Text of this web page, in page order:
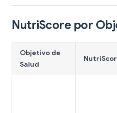
NutriScore por
Objetivo de
Salud